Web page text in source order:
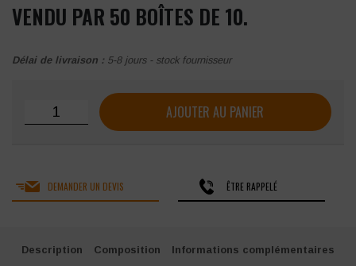
VENDU PAR 50 BOÎTES DE 10.
Délai de livraison : 5-8 jours - stock fournisseur
quantité de Bouchons d'oreilles (boite de 10 paires) Singer
AJOUTER AU PANIER
DEMANDER UN DEVIS ÊTRE RAPPELÉ
Description Composition Informations complémentaires